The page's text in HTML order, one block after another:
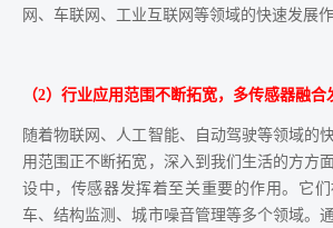
网、车联网、工业互联网等领域的快速发展作
（2）行业应用范围不断拓宽，多传感器融合
随着物联网、人工智能、自动驾驶等领域的
用范围正不断拓宽，深入到我们生活的方方
设中，传感器发挥着至关重要的作用。它
车、结构监测、城市噪音管理等多个领域。